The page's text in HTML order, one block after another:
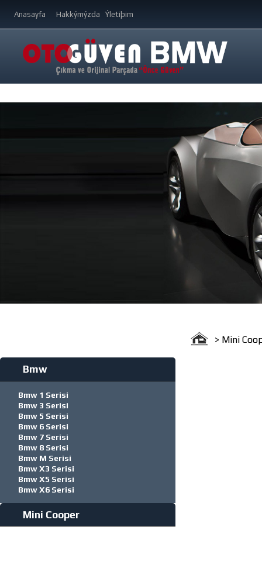
Anasayfa Hakkýmýzda Ýletiþim
Bmw
Bmw 1 Serisi
Bmw 3 Serisi
Bmw 5 Serisi
Bmw 6 Serisi
Bmw 7 Serisi
Bmw 8 Serisi
Bmw M Serisi
Bmw X3 Serisi
Bmw X5 Serisi
Bmw X6 Serisi
Mini Cooper
> Mini